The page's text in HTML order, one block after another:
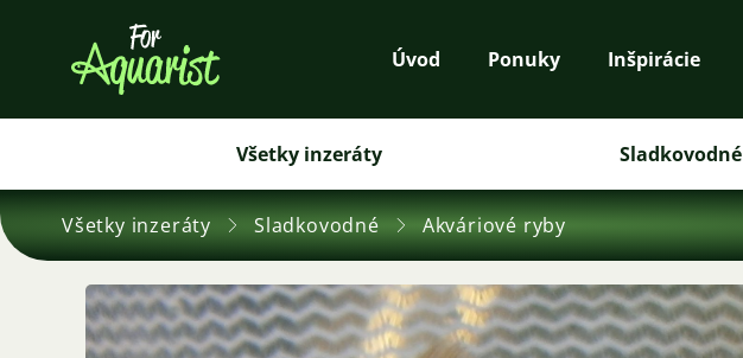
Úvod Ponuky Inšpirácie
Všetky inzeráty Sladkovodné
Všetky inzeráty Sladkovodné Akváriové ryby